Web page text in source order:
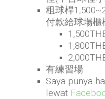
租球桿
付款給球場櫃
有練習場
Saya punya
lewat